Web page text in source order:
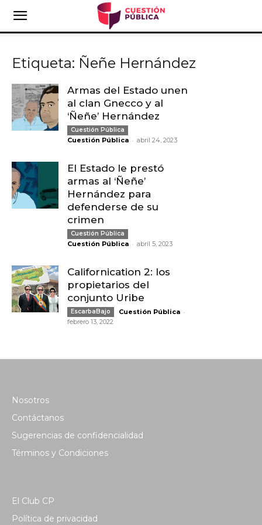
Etiqueta: Ñeñe Hernández
Armas del Estado unen
al clan Gnecco y al
‘Ñeñe’ Hernández
Cuestión Pública
Cuestión Pública - abril 24, 2023
El Estado le prestó
armas al ‘Ñeñe’
Hernández para
defenderse de su
crimen
Cuestión Pública
Cuestión Pública - abril 5, 2023
Californication 2: los
propietarios del
conjunto Uribe
EscarbaBajo Cuestión Pública -
febrero 13, 2022
Nosotros
Contáctanos
Sugerencias de confidencialidad
Términos y Condiciones
El Club CP
Política de privacidad